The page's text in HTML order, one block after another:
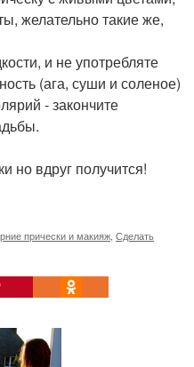
желательно такие же,
и не употребляте
(ага, суши и соленое)
- закончите
но вдруг получится!
прически и макияж Сделать